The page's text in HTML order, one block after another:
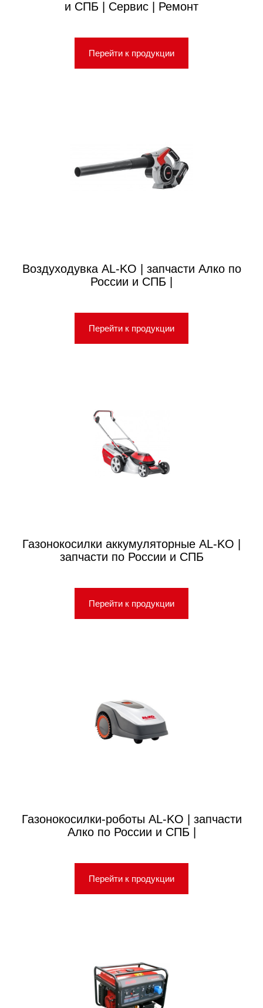
и СПБ | Сервис | Ремонт
Перейти к продукции
Воздуходувка AL-KO | запчасти Алко по
России и СПБ |
Перейти к продукции
Газонокосилки аккумуляторные AL-KO |
запчасти по России и СПБ
Перейти к продукции
Газонокосилки-роботы AL-KO | запчасти
Алко по России и СПБ |
Перейти к продукции